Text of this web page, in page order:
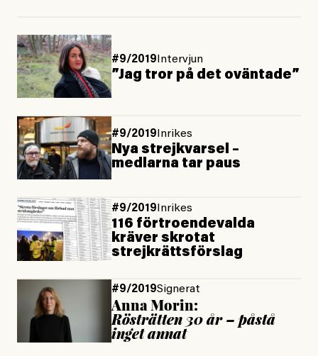
#9/2019 Intervjun
”Jag tror på det oväntade”
#9/2019 Inrikes
Nya strejkvarsel –
medlarna tar paus
#9/2019 Inrikes
116 förtroendevalda
kräver skrotat
strejkrättsförslag
#9/2019Signerat
Anna Morin:
Rösträtten 30 år – påstå
inget annat